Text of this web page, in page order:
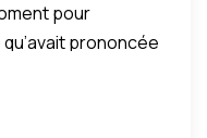
pour
prononcée
de Léogâne
sur la tombe de
et honorable